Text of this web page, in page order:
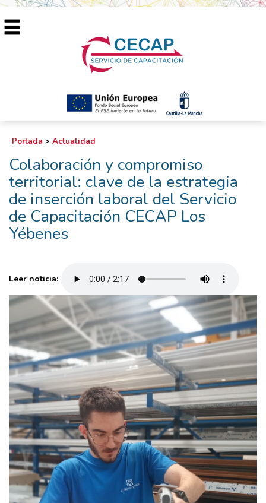
Portada > Actualidad
Colaboración y compromiso
territorial: clave de la estrategia
de inserción laboral del Servicio
de Capacitación CECAP Los
Yébenes
Leer noticia: